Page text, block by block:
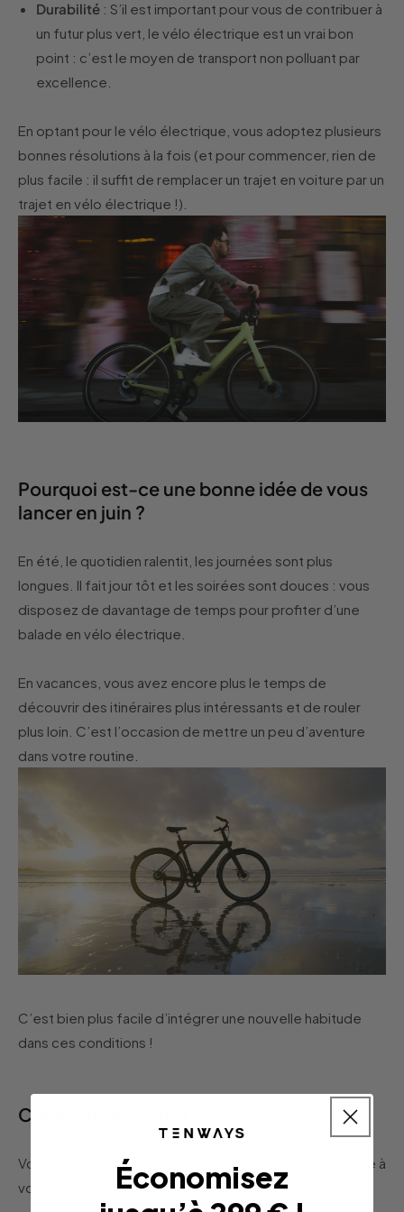
Durabilité : S’il est important pour vous de contribuer à
un futur plus vert, le vélo électrique est un vrai bon
point : c’est le moyen de transport non polluant par
excellence.
En optant pour le vélo électrique, vous adoptez plusieurs
bonnes résolutions à la fois (et pour commencer, rien de
plus facile : il suffit de remplacer un trajet en voiture par un
trajet en vélo électrique !).
Pourquoi est-ce une bonne idée de vous
lancer en juin ?
En été, le quotidien ralentit, les journées sont plus
longues. Il fait jour tôt et les soirées sont douces : vous
disposez de davantage de temps pour profiter d’une
balade en vélo électrique.
En vacances, vous avez encore plus le temps de
découvrir des itinéraires plus intéressants et de rouler
plus loin. C’est l’occasion de mettre un peu d’aventure
dans votre routine.
C’est bien plus facile d’intégrer une nouvelle habitude
dans ces conditions !
Comment démarrer
Voici quelques idées pour intégrer votre vélo électrique à
vos résolutions de mi-année dès aujourd’hui :
Économisez